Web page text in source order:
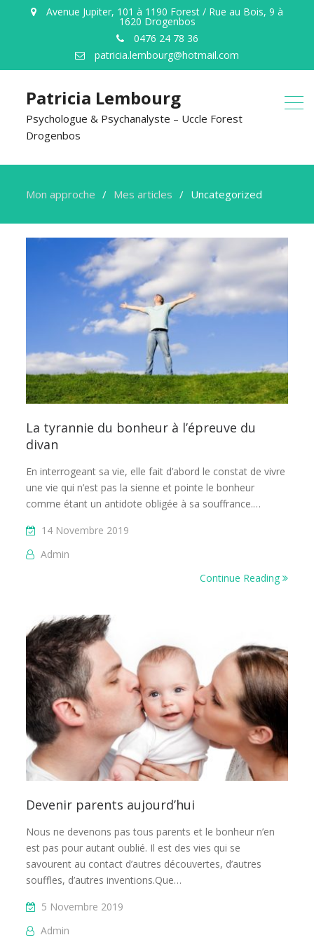
Avenue Jupiter, 101 à 1190 Forest / Rue au Bois, 9 à
1620 Drogenbos
0476 24 78 36
patricia.lembourg@hotmail.com
Patricia Lembourg
Psychologue & Psychanalyste – Uccle Forest
Drogenbos
Mon approche Mes articles Uncategorized
Uncategorized
La tyrannie du bonheur à l’épreuve du
divan
En interrogeant sa vie, elle fait d’abord le constat de vivre
une vie qui n’est pas la sienne et pointe le bonheur
comme étant un antidote obligée à sa souffrance.…
14 Novembre 2019
Admin
Continue Reading
Devenir parents aujourd’hui
Nous ne devenons pas tous parents et le bonheur n’en
est pas pour autant oublié. Il est des vies qui se
savourent au contact d’autres découvertes, d’autres
souffles, d’autres inventions.Que…
5 Novembre 2019
Admin